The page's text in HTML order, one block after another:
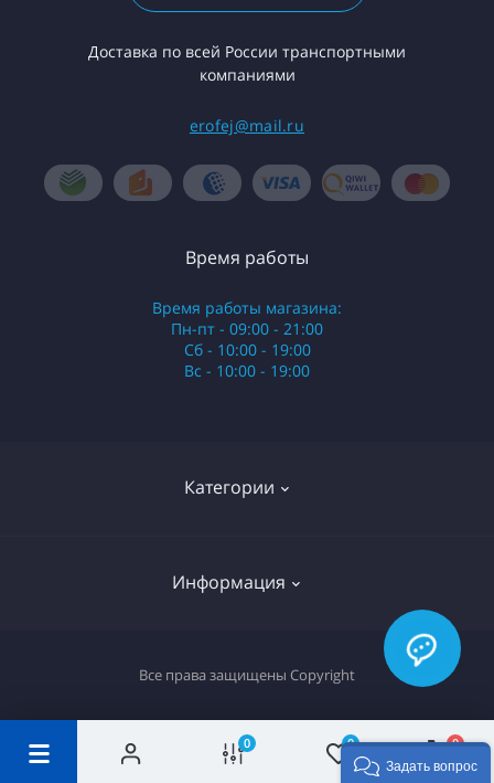
0 0 0
Доставка по всей России транспортными
компаниями
erofej@mail.ru
Категории
Российские сигареты
Информация
Вопрос-ответ
Время работы
Время работы магазина:
Пн-пт - 09:00 - 21:00
Сб - 10:00 - 19:00
Вс - 10:00 - 19:00
Все права защищены Copyright
Задать вопрос